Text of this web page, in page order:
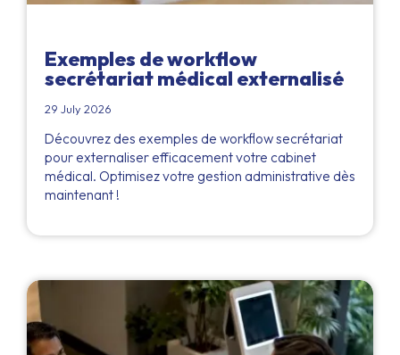
Exemples de workflow
secrétariat médical externalisé
29 July 2026
Découvrez des exemples de workflow secrétariat
pour externaliser efficacement votre cabinet
médical. Optimisez votre gestion administrative dès
maintenant !